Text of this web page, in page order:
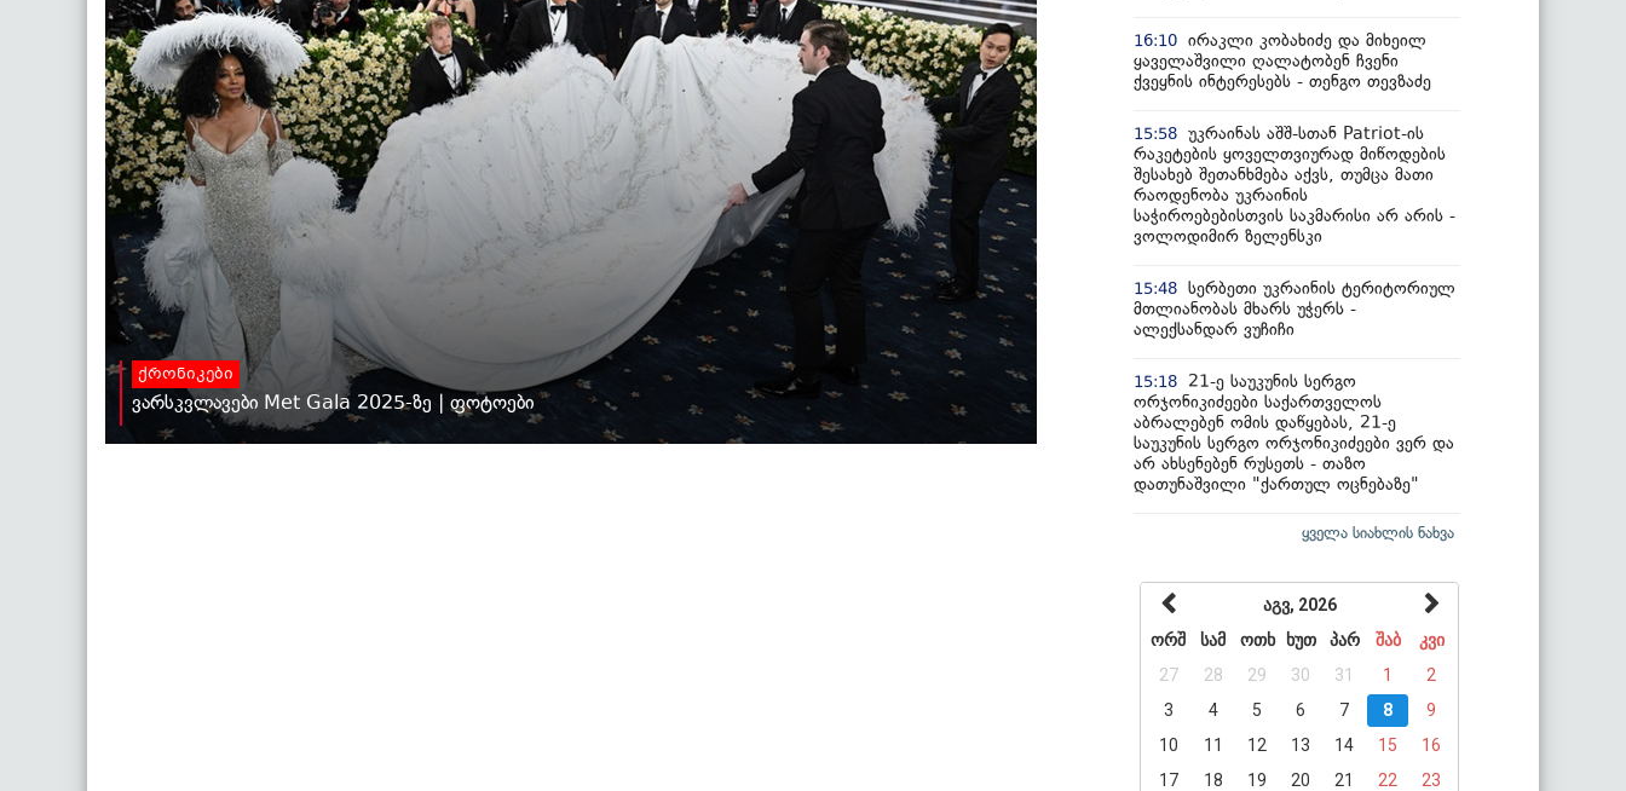
ქრონიკები
ვარსკვლავები Met Gala 2025-ზე | ფოტოები
16:10 ირაკლი კობახიძე და მიხეილ
ყაველაშვილი ღალატობენ ჩვენი
ქვეყნის ინტერესებს - თენგო თევზაძე
15:58 უკრაინას აშშ-სთან Patriot-ის
რაკეტების ყოველთვიურად მიწოდების
შესახებ შეთანხმება აქვს, თუმცა მათი
რაოდენობა უკრაინის
საჭიროებებისთვის საკმარისი არ არის -
ვოლოდიმირ ზელენსკი
15:48 სერბეთი უკრაინის ტერიტორიულ
მთლიანობას მხარს უჭერს -
ალექსანდარ ვუჩიჩი
15:18
21-ე საუკუნის სერგო
ორჯონიკიძეები საქართველოს
აბრალებენ ომის დაწყებას, 21-ე
საუკუნის სერგო ორჯონიკიძეები ვერ და
არ ახსენებენ რუსეთს - თაზო
დათუნაშვილი "ქართულ ოცნებაზე"
ყველა სიახლის ნახვა
აგვ, 2026
ორშ
სამ ოთხ ხუთ პარ შაბ
კვი
27
28 29 30 31 1
2
3
4 5 6 7 8
9
10
11 12 13 14 15
16
17
18 19 20 21 22
23